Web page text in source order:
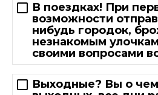
В поездках! При
возможности
нибудь городок,
незнакомым
своими вопросами
Выходные? Вы о